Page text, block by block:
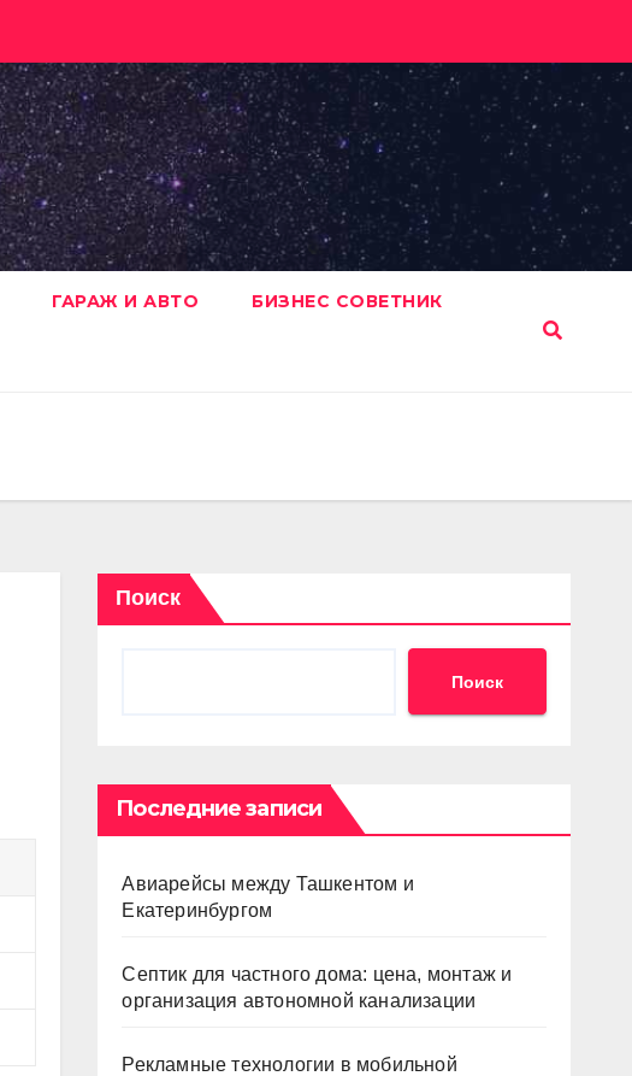
ГАРАЖ И АВТО БИЗНЕС СОВЕТНИК
Поиск
Поиск
Последние записи
Авиарейсы между Ташкентом и
Екатеринбургом
Септик для частного дома: цена, монтаж и
организация автономной канализации
Рекламные технологии в мобильной